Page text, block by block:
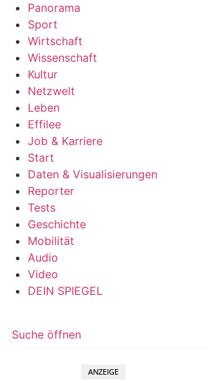
Panorama
Sport
Wirtschaft
Wissenschaft
Kultur
Netzwelt
Leben
Effilee
Job & Karriere
Start
Daten & Visualisierungen
Reporter
Tests
Geschichte
Mobilität
Audio
Video
DEIN SPIEGEL
Suche öffnen
ANZEIGE